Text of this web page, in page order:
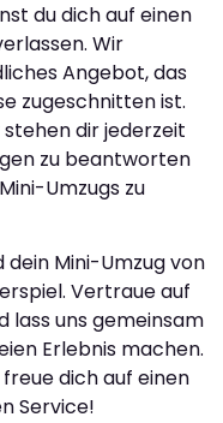
du dich auf einen
Wir
Angebot, das
zugeschnitten ist.
dir jederzeit
zu beantworten
Umzugs zu
dein Mini-Umzug von
Vertraue auf
lass uns gemeinsam
Erlebnis machen.
dich auf einen
Service!